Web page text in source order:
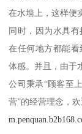
在水墙上，这样便
同时，因为水具
在任何地方都能
体感。并且，由于
公司秉承“顾客至
营”的经营理念，